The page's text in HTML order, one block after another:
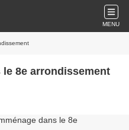
MENU
le 8e arrondissement